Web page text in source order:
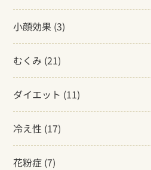
小顔効果 (3)
むくみ (21)
ダイエット (11)
冷え性 (17)
花粉症 (7)